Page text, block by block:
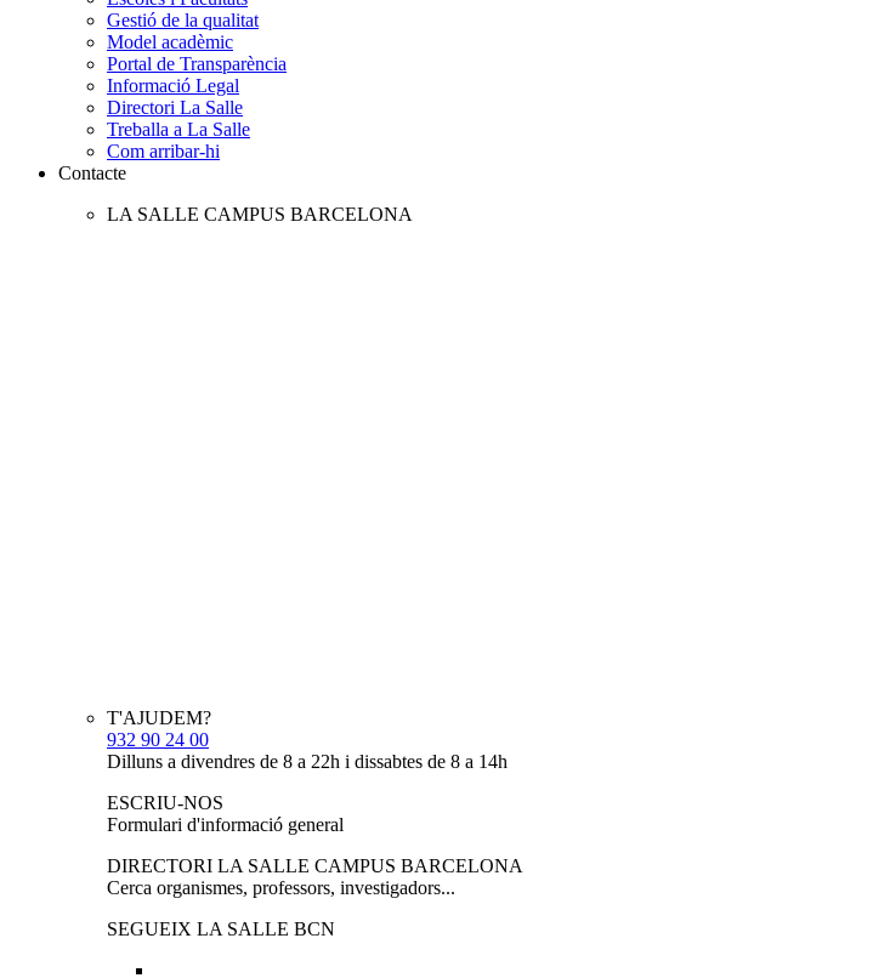
Gestió de la qualitat
Model acadèmic
Portal de Transparència
Informació Legal
Directori La Salle
Treballa a La Salle
Com arribar-hi
Contacte
LA SALLE CAMPUS BARCELONA
T'AJUDEM?
932 90 24 00
Dilluns a divendres de 8 a 22h i dissabtes de 8 a 14h
ESCRIU-NOS
Formulari d'informació general
DIRECTORI LA SALLE CAMPUS BARCELONA
Cerca organismes, professors, investigadors...
SEGUEIX LA SALLE BCN